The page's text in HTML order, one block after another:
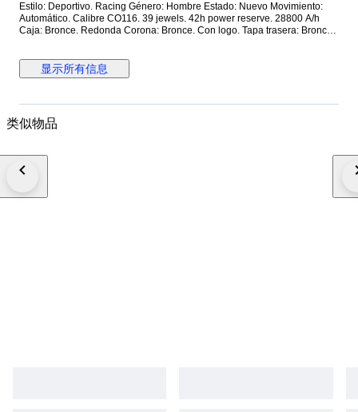
Estilo: Deportivo. Racing Género: Hombre Estado: Nuevo Movimiento:
Automático. Calibre CO116. 39 jewels. 42h power reserve. 28800 A/h
Caja: Bronce. Redonda Corona: Bronce. Con logo. Tapa trasera: Bronce.
central. Cristal: Zafiro esférico antirreflectante Correa: Piel marrón. Cierre:
Titanio con PVD negro. Con logo. Con pulsadores. Deployante de
50.7 mm. Grueso: 14.3 mm. Anchura entre asas: 22.5 mm. Anchura cierre:
madera. Documentación completa Precio de tarifa (PVP): 14000€
显示所有信息
类似物品